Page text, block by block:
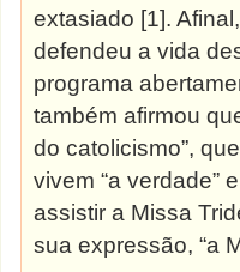
extasiado [1].
defendeu a vida
programa
também afirmou
do catolicismo”,
vivem “a verdade”
assistir a Missa
sua expressão, “a